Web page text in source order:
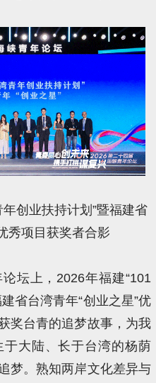
创业扶持计划”暨福建省
秀项目获奖者合影
坛上，2026年福建“101
省台湾青年“创业之星”优
奖台青的追梦故事，为我
大陆、长于台湾的杨荫
梦。熟知两岸文化差异与